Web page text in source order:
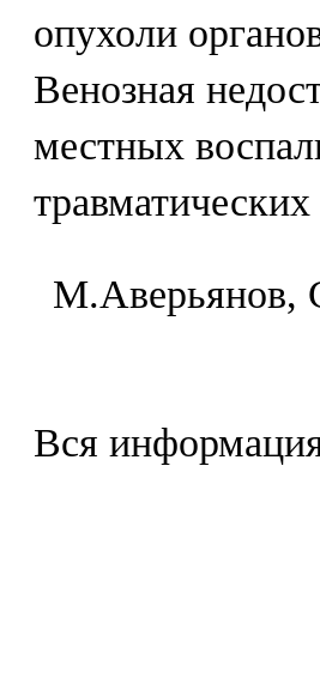
опухоли
Венозная
местных
M.Aвepьянoв,
Вся